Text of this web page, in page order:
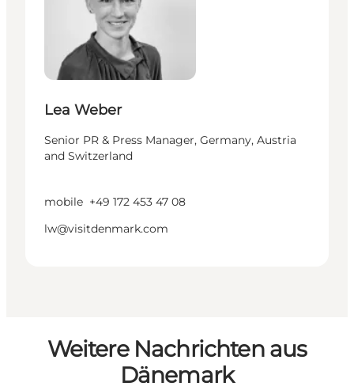
Lea Weber
Senior PR & Press Manager, Germany, Austria
and Switzerland
mobile +49 172 453 47 08
lw@visitdenmark.com
Weitere Nachrichten aus
Dänemark